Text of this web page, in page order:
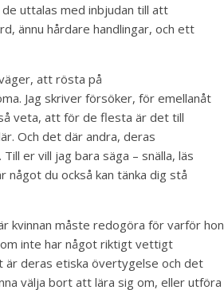
uttalas med inbjudan till att
ännu hårdare handlingar, och ett
att rösta på
Jag skriver försöker, för emellanåt
veta, att för de flesta är det till
Och det där andra, deras
er vill jag bara säga – snälla, läs
något du också kan tänka dig stå
kvinnan måste redogöra för varför hon
inte har något riktigt vettigt
är deras etiska övertygelse och det
välja bort att lära sig om, eller utföra